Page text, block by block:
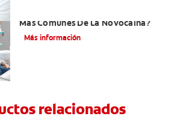
Más Comunes De La Novocaína?
Más información
relacionados